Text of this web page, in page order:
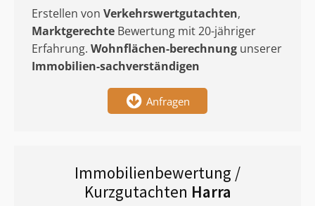
Erstellen von Verkehrswertgutachten,
Marktgerechte Bewertung mit 20-jähriger
Erfahrung. Wohnflächen-berechnung unserer
Immobilien-sachverständigen
Anfragen
Immobilienbewertung /
Kurzgutachten Harra